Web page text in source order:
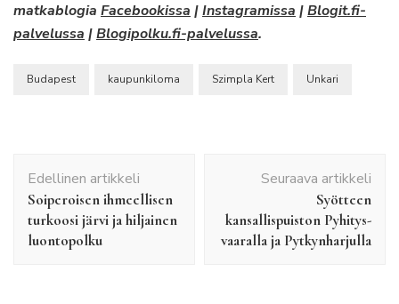
matkablogia Facebookissa |Instagramissa |Blogit.fi-
palvelussa |Blogipolku.fi-palvelussa.
Budapest kaupunkiloma Szimpla Kert Unkari
selaus
Edellinen artikkeli
Soiperoisen ihmeellisen
turkoosi järvi ja hiljainen
luontopolku
Seuraava artikkeli
Syötteen
kansallispuiston Pyhitys-
vaaralla ja Pytkynharjulla